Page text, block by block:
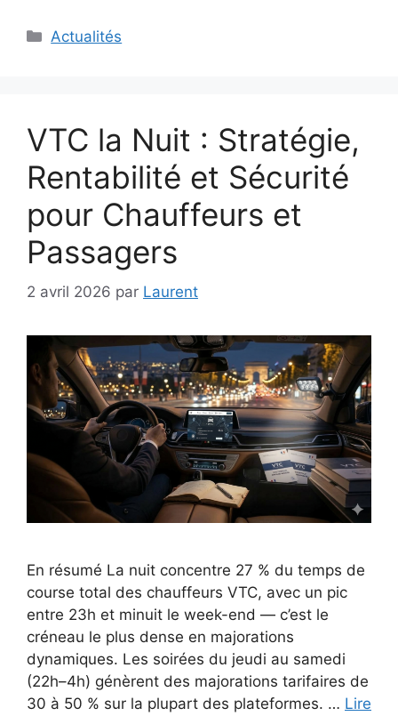
Catégories
Actualités
VTC la Nuit : Stratégie,
Rentabilité et Sécurité
pour Chauffeurs et
Passagers
2 avril 2026 par Laurent
En résumé La nuit concentre 27 % du temps de
course total des chauffeurs VTC, avec un pic
entre 23h et minuit le week-end — c’est le
créneau le plus dense en majorations
dynamiques. Les soirées du jeudi au samedi
(22h–4h) génèrent des majorations tarifaires de
30 à 50 % sur la plupart des plateformes. … Lire